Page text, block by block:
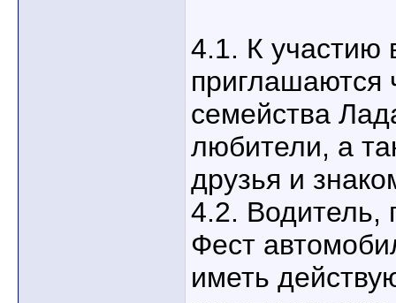
4.1. К участию
приглашаются
семейства
любители, а
друзья и
4.2. Водитель,
Фест
иметь